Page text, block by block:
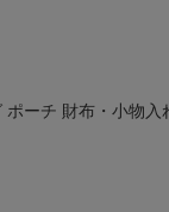
ポーチ 財布・小物入